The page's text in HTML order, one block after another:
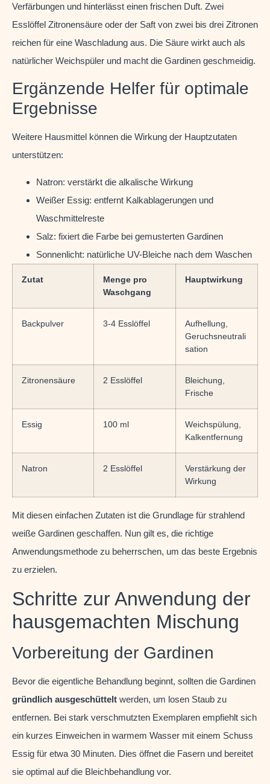
Verfärbungen und hinterlässt einen frischen Duft. Zwei
Esslöffel Zitronensäure oder der Saft von zwei bis drei Zitronen
reichen für eine Waschladung aus. Die Säure wirkt auch als
natürlicher Weichspüler und macht die Gardinen geschmeidig.
Ergänzende Helfer für optimale
Ergebnisse
Weitere Hausmittel können die Wirkung der Hauptzutaten
unterstützen:
Natron: verstärkt die alkalische Wirkung
Weißer Essig: entfernt Kalkablagerungen und
Waschmittelreste
Salz: fixiert die Farbe bei gemusterten Gardinen
Sonnenlicht: natürliche UV-Bleiche nach dem Waschen
Zutat
Menge pro
Waschgang
Hauptwirkung
Backpulver 3-4 Esslöffel
Aufhellung,
Geruchsneutrali
sation
Zitronensäure 2 Esslöffel
Bleichung,
Frische
Essig 100 ml
Weichspülung,
Kalkentfernung
Natron 2 Esslöffel
Verstärkung der
Wirkung
Mit diesen einfachen Zutaten ist die Grundlage für strahlend
weiße Gardinen geschaffen. Nun gilt es, die richtige
Anwendungsmethode zu beherrschen, um das beste Ergebnis
zu erzielen.
Schritte zur Anwendung der
hausgemachten Mischung
Vorbereitung der Gardinen
Bevor die eigentliche Behandlung beginnt, sollten die Gardinen
gründlich ausgeschüttelt werden, um losen Staub zu
entfernen. Bei stark verschmutzten Exemplaren empfiehlt sich
ein kurzes Einweichen in warmem Wasser mit einem Schuss
Essig für etwa 30 Minuten. Dies öffnet die Fasern und bereitet
sie optimal auf die Bleichbehandlung vor.